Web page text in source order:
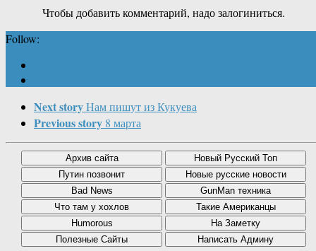
Чтобы добавить комментарий, надо залогиниться.
Follow:
Next storyНам пишут из Кукуева
Previous story 8 марта